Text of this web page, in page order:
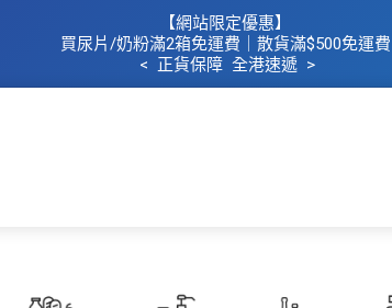
【網站限定優惠】
買尿片/奶粉滿2箱免運費｜散​貨滿$500免運費
< 正貨保障 全港速遞 >